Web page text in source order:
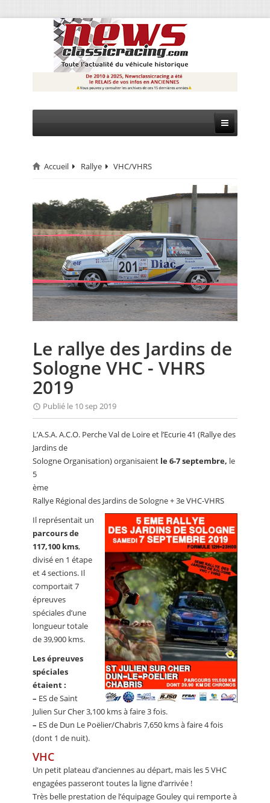
CIRCUIT
RALLYE
MONTAGNE
EVÈNEMENTS
CALENDRIER
FOCUS
ANNUAIRES
PETITES ANNONCES
Accueil Rallye VHC/VHRS
Le rallye des Jardins de
Sologne VHC - VHRS
2019
Publié le 10 sep 2019
L’A.S.A. A.C.O. Perche Val de Loire et l’Ecurie 41 (Rallye des
Jardins de
Sologne Organisation) organisaient le 6-7 septembre, le
5
ème
Rallye Régional des Jardins de Sologne + 3e VHC-VHRS
Il représentait un
parcours de
117,100 kms,
divisé en 1 étape
et 4 sections. Il
comportait 7
épreuves
spéciales d’une
longueur totale
de 39,900 kms.
Les épreuves
spéciales
étaient :
– ES de Saint
Julien Sur Cher 3,100 kms à faire 3 fois.
– ES de Dun Le Poëlier/Chabris 7,650 kms à faire 4 fois
(dont 1 de nuit).
VHC
Un petit plateau d’anciennes au départ, mais les 5 VHC
engagées passeront toutes la ligne d’arrivée !
Très belle prestation de l’équipage Gouley qui remporte à